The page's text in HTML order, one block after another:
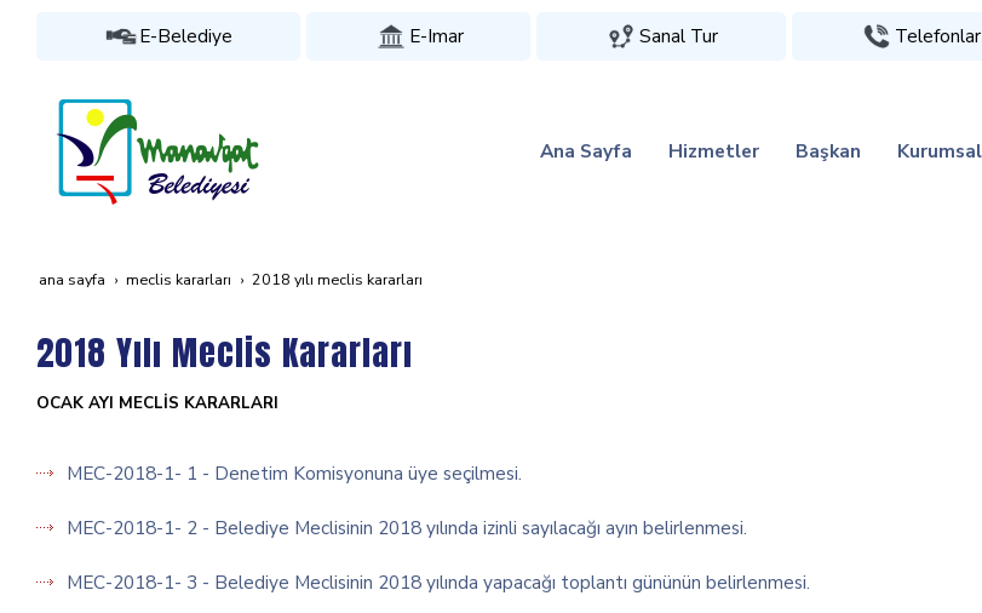
E-Belediye E-Imar Sanal Tur Telefonlar
Ana Sayfa Hizmetler Başkan Kurumsal
ana sayfa meclis kararları 2018 yılı meclis kararları
2018 Yılı Meclis Kararları
OCAK AYI MECLİS KARARLARI
MEC-2018-1- 1 - Denetim Komisyonuna üye seçilmesi.
MEC-2018-1- 2 - Belediye Meclisinin 2018 yılında izinli sayılacağı ayın belirlenmesi.
MEC-2018-1- 3 - Belediye Meclisinin 2018 yılında yapacağı toplantı gününün belirlenmesi.